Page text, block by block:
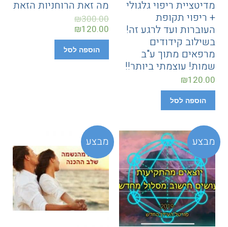
מדיטציית ריפוי גלגולי
+ ריפוי תקופת
העוברות ועד לרגע זה!
בשילוב קידודים
מרפאים מתוך ע"ב
שמות! עוצמתי ביותר!!
₪120.00
הוספה לסל
מה זאת הרוחניות הזאת
₪300.00
₪120.00
הוספה לסל
מבצע מבצע